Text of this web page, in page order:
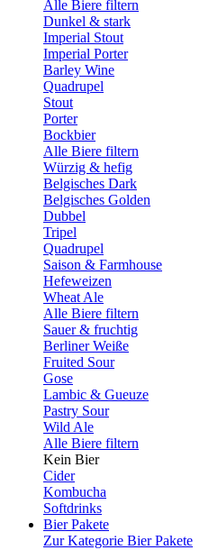
Alle Biere filtern
Dunkel & stark
Imperial Stout
Imperial Porter
Barley Wine
Quadrupel
Stout
Porter
Bockbier
Alle Biere filtern
Würzig & hefig
Belgisches Dark
Belgisches Golden
Dubbel
Tripel
Quadrupel
Saison & Farmhouse
Hefeweizen
Wheat Ale
Alle Biere filtern
Sauer & fruchtig
Berliner Weiße
Fruited Sour
Gose
Lambic & Gueuze
Pastry Sour
Wild Ale
Alle Biere filtern
Kein Bier
Cider
Kombucha
Softdrinks
Bier Pakete
Zur Kategorie Bier Pakete